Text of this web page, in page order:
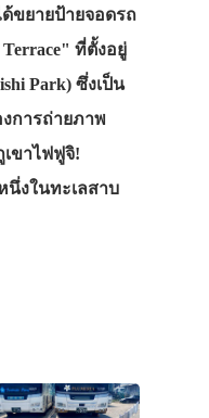
ขยายป้ายจอดรถ
ที่ตั้งอยู่
Park) ซึ่งเป็น
งการถ่ายภาพ
ขาไฟฟูจิ!
นึ่งในทะเลสาบ
เที่ยวญี่ปุ่นด้ว